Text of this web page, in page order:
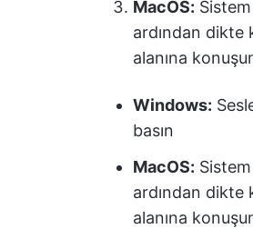
MacOS:
ardından dikte
alanına
Windows:
basın
MacOS:
ardından dikte
alanına